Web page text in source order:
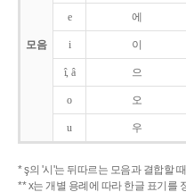
모음
e 에
i 이
î, â 으
o 오
u 우
* ş의 '시'는 뒤따르는 모음과 결합할
** x는 개별 용례에 따라 한글 표기를